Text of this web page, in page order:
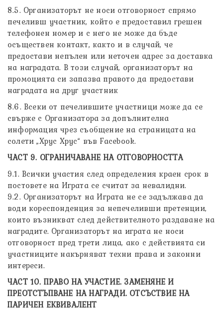
8.5. Организаторът не носи отговорност спрямо
печеливш участник, който е предоставил грешен
телефонен номер и с него не може да бъде
осъществен контакт, както и в случай, че
предостави непълен или неточен адрес за доставка
на наградата. В този случай, организаторът на
промоцията си запазва правото да предостави
наградата на друг участник
8.6. Всеки от печелившите участници може да се
свърже с Организатора за допълнителна
информация чрез съобщение на страницата на
солети „Хрус Хрус“ във Facebook.
ЧАСТ 9. ОГРАНИЧАВАНЕ НА ОТГОВОРНОСТТА
9.1. Всички участия след определения краен срок в
постовете на Играта се считат за невалидни.
9.2. Организаторът на Играта не се задължава да
води кореспонденция за непечеливши претенции,
които възникват след действителното раздаване на
наградите. Организаторът на играта не носи
отговорност пред трети лица, ако с действията си
участниците накърняват техни права и законни
интереси.
ЧАСТ 10. ПРАВО НА УЧАСТИЕ. ЗАМЕНЯНЕ И
ПРЕОТСТЪПВАНЕ НА НАГРАДИ. ОТСЪСТВИЕ НА
ПАРИЧЕН ЕКВИВАЛЕНТ